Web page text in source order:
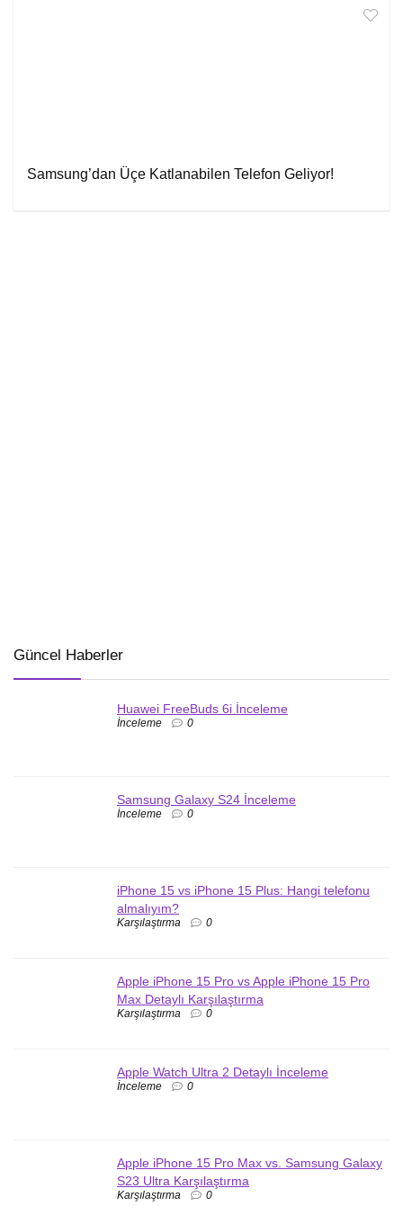
Samsung’dan Üçe Katlanabilen Telefon Geliyor!
Güncel Haberler
Huawei FreeBuds 6i İnceleme
İnceleme 0
Samsung Galaxy S24 İnceleme
İnceleme 0
iPhone 15 vs iPhone 15 Plus: Hangi telefonu
almalıyım?
Karşılaştırma 0
Apple iPhone 15 Pro vs Apple iPhone 15 Pro
Max Detaylı Karşılaştırma
Karşılaştırma 0
Apple Watch Ultra 2 Detaylı İnceleme
İnceleme 0
Apple iPhone 15 Pro Max vs. Samsung Galaxy
S23 Ultra Karşılaştırma
Karşılaştırma 0